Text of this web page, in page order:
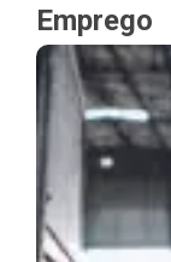
Emprego